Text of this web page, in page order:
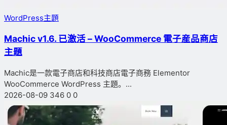
WordPress主題
Machic v1.6. 已激活 – WooCommerce 電子産品商店
主題
Machic是一款電子商店和科技商店電子商務 Elementor
WooCommerce WordPress 主題。...
2026-08-09 346 0 0